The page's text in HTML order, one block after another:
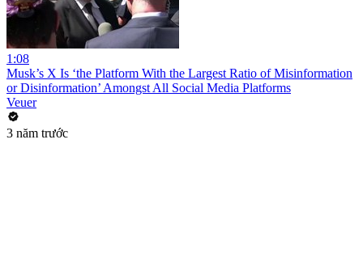
1:08
Musk’s X Is ‘the Platform With the Largest Ratio of Misinformation
or Disinformation’ Amongst All Social Media Platforms
Veuer
3 năm trước